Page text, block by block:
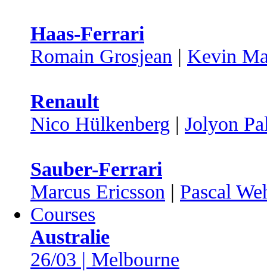
Haas-Ferrari
Romain Grosjean | Kevin
Renault
Nico Hülkenberg | Jolyon
Sauber-Ferrari
Marcus Ericsson | Pascal
Courses
Australie
26/03 | Melbourne